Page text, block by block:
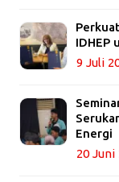
IDHEP
9 Juli
Energi
20 Juni